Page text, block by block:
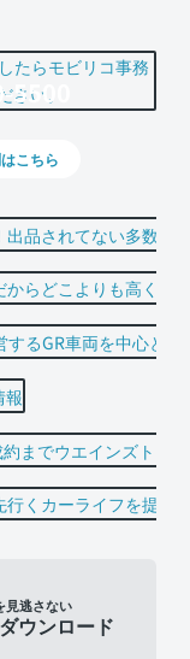
こちら
見逃さない
ウンロード